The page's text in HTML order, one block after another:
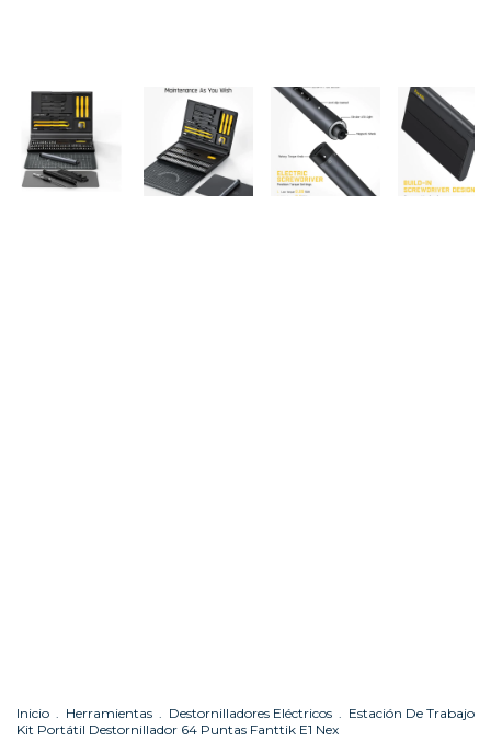
Inicio Herramientas Destornilladores Eléctricos
Estación De Trabajo
Kit Portátil Destornillador 64 Puntas Fanttik E1 Nex